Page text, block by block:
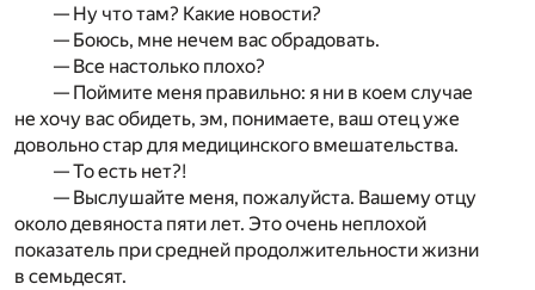
— Ну что там? Какие новости?
— Боюсь, мне нечем вас обрадовать.
— Все настолько плохо?
— Поймите меня правильно: я ни в коем случае
не хочу вас обидеть, эм, понимаете, ваш отец уже
довольно стар для медицинского вмешательства.
— То есть нет?!
— Выслушайте меня, пожалуйста. Вашему отцу
около девяноста пяти лет. Это очень неплохой
показатель при средней продолжительности жизни
в семьдесят.